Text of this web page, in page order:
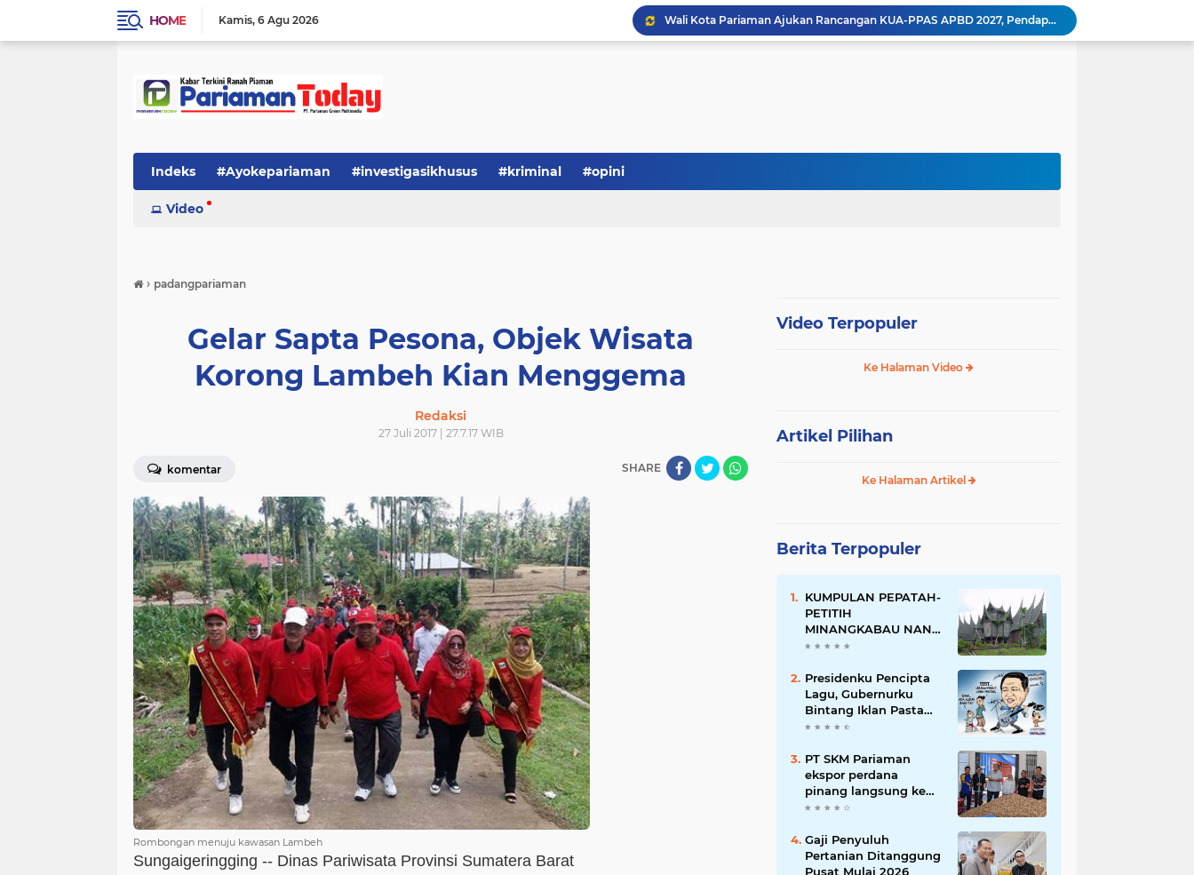
HOME Kamis 6 Agu 2026
Wali Kota Pariaman Ajukan Rancangan KUA-PPAS APBD 2027, Pendapatan Diproyeksikan Rp626,1 Miliar
Pemkot Pariaman Mulai Pusdiklat Paskibraka 2026, Wali Kota Tekankan Pentingnya Disiplin
Wali Kota Pariaman Bagikan Bibit Ikan Koi kepada Siswa SD untuk Edukasi Perikanan
Indeks #Ayokepariaman #investigasikhusus #kriminal #opini
Video
› padangpariaman
Gelar Sapta Pesona, Objek Wisata
Korong Lambeh Kian Menggema
Redaksi
27 Juli 2017 | 27.7.17 WIB
komentar SHARE
Rombongan menuju kawasan Lambeh
Sungaigeringging -- Dinas Pariwisata Provinsi Sumatera Barat
Video Terpopuler
Ke Halaman Video
Artikel Pilihan
Ke Halaman Artikel
Berita Terpopuler
KUMPULAN PEPATAH-
PETITIH
MINANGKABAU NAN
ELOK
Presidenku Pencipta
Lagu, Gubernurku
Bintang Iklan Pasta
Gigi
PT SKM Pariaman
ekspor perdana
pinang langsung ke
India
Gaji Penyuluh
Pertanian Ditanggung
Pusat Mulai 2026